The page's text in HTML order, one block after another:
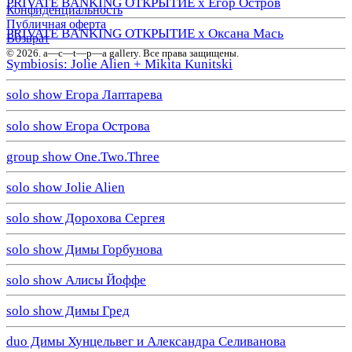
PRIVATE BANKING ОТКРЫТИЕ х Оксана Мась
Symbiosis: Jolie Alien + Mikita Kunitski
solo show Егора Лаптарева
solo show Егора Острова
group show One.Two.Three
solo show Jolie Alien
solo show Дорохова Сергея
solo show Димы Горбунова
solo show Алисы Йоффе
solo show Димы Гред
duo Димы Хунцельвег и Александра Селиванова
Конфиденциальность
Публичная оферта
Возврат
© 2026. a—с—t—р—a gallery. Все права защищены.